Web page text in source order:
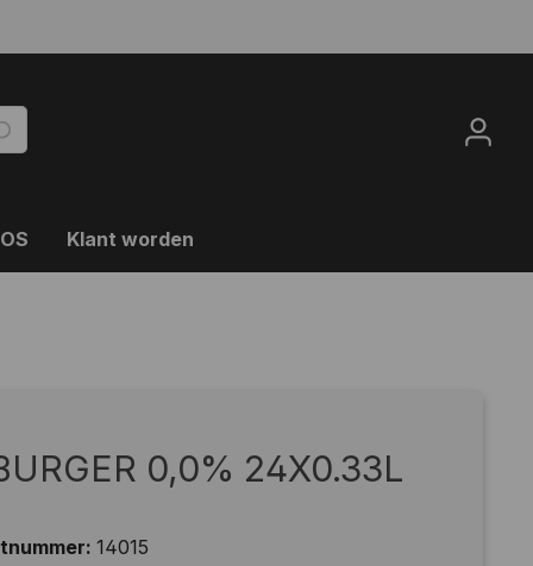
Klant worden
0,0% 24X0.33L
14015